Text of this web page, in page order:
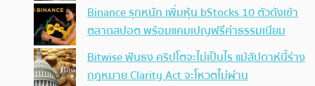
Binance รุกหนัก เพิ่มหุ้น bStocks 10 ตัวดังเข้า
ตลาดสปอต พร้อมแคมเปญฟรีค่าธรรมเนียม
Bitwise ฟันธง คริปโตจะไม่เป็นไร แม้สัปดาห์นี้ร่าง
กฎหมาย Clarity Act จะโหวตไม่ผ่าน